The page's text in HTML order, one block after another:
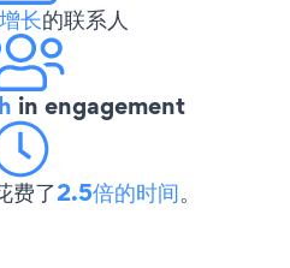
长的联系人
in engagement
费了2.5倍的时间。